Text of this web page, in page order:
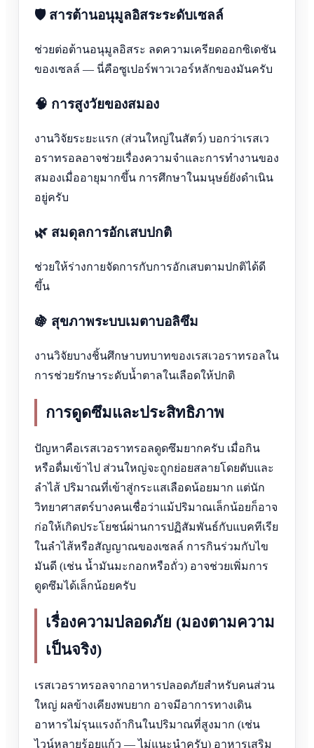
🛡️ สารต้านอนุมูลอิสระระดับเซลล์
ช่วยต่อต้านอนุมูลอิสระ ลดความเครียดออกซิเดชัน
ของเซลล์ — นี่คือซูเปอร์พาวเวอร์หลักของมันครับ
🧠 การสูงวัยของสมอง
งานวิจัยระยะแรก (ส่วนใหญ่ในสัตว์) บอกว่าเรสเว
อราทรอลอาจช่วยเรื่องความจำและการทำงานของ
สมองเมื่ออายุมากขึ้น การศึกษาในมนุษย์ยังดำเนิน
อยู่ครับ
🌿 สมดุลการอักเสบปกติ
ช่วยให้ร่างกายจัดการกับการอักเสบตามปกติได้ดี
ขึ้น
🍇 สุขภาพระบบเมตาบอลิซึม
งานวิจัยบางชิ้นศึกษาบทบาทของเรสเวอราทรอลใน
การช่วยรักษาระดับน้ำตาลในเลือดให้ปกติ
การดูดซึมและประสิทธิภาพ
ปัญหาคือเรสเวอราทรอลดูดซึมยากครับ เมื่อกิน
หรือดื่มเข้าไป ส่วนใหญ่จะถูกย่อยสลายโดยตับและ
ลำไส้ ปริมาณที่เข้าสู่กระแสเลือดน้อยมาก แต่นัก
วิทยาศาสตร์บางคนเชื่อว่าแม้ปริมาณเล็กน้อยก็อาจ
ก่อให้เกิดประโยชน์ผ่านการปฏิสัมพันธ์กับแบคทีเรีย
ในลำไส้หรือสัญญาณของเซลล์ การกินร่วมกับไข
มันดี (เช่น น้ำมันมะกอกหรือถั่ว) อาจช่วยเพิ่มการ
ดูดซึมได้เล็กน้อยครับ
เรื่องความปลอดภัย (มองตามความ
เป็นจริง)
เรสเวอราทรอลจากอาหารปลอดภัยสำหรับคนส่วน
ใหญ่ ผลข้างเคียงพบยาก อาจมีอาการทางเดิน
อาหารไม่รุนแรงถ้ากินในปริมาณที่สูงมาก (เช่น
ไวน์หลายร้อยแก้ว — ไม่แนะนำครับ) อาหารเสริม